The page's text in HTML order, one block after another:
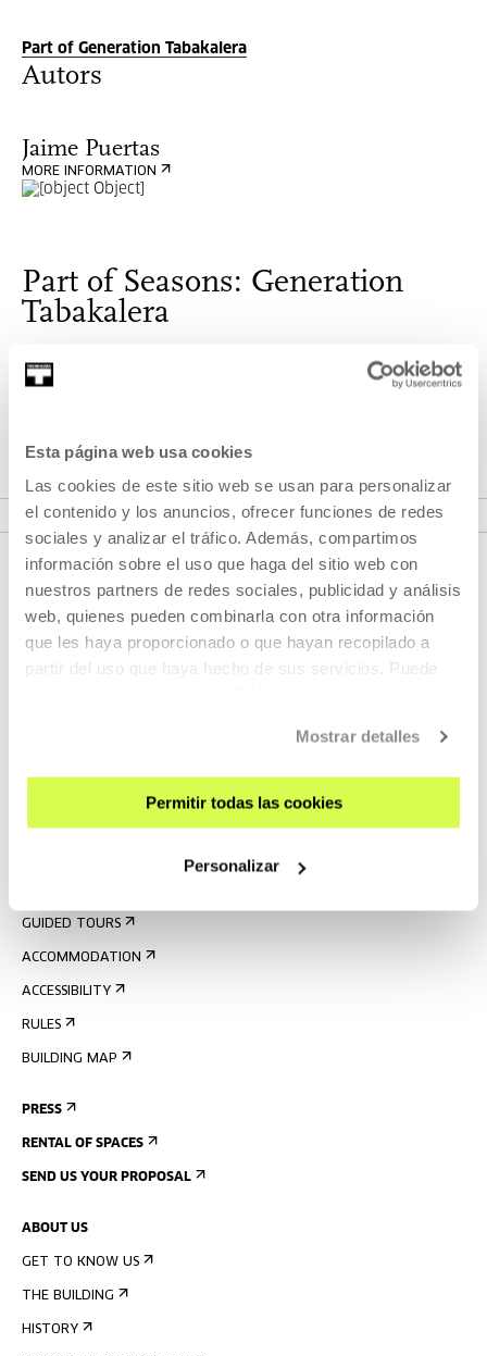
Esta página web usa cookies
Las cookies de este sitio web se usan para personalizar
el contenido y los anuncios, ofrecer funciones de redes
sociales y analizar el tráfico. Además, compartimos
información sobre el uso que haga del sitio web con
nuestros partners de redes sociales, publicidad y análisis
web, quienes pueden combinarla con otra información
que les haya proporcionado o que hayan recopilado a
partir del uso que haya hecho de sus servicios. Puede
Mostrar detalles
Permitir todas las cookies
Personalizar
Part of Generation Tabakalera
Autors
Jaime Puertas
MORE INFORMATION
Part of Seasons: Generation
Tabakalera
After ten years we are able to see the films that have come
out of here and discover a new generation: the Tabakalera
VER SEASONS
CONTACT AND OPENING TIMES
GUIDED TOURS
ACCOMMODATION
ACCESSIBILITY
RULES
BUILDING MAP
PRESS
RENTAL OF SPACES
SEND US YOUR PROPOSAL
ABOUT US
GET TO KNOW US
THE BUILDING
HISTORY